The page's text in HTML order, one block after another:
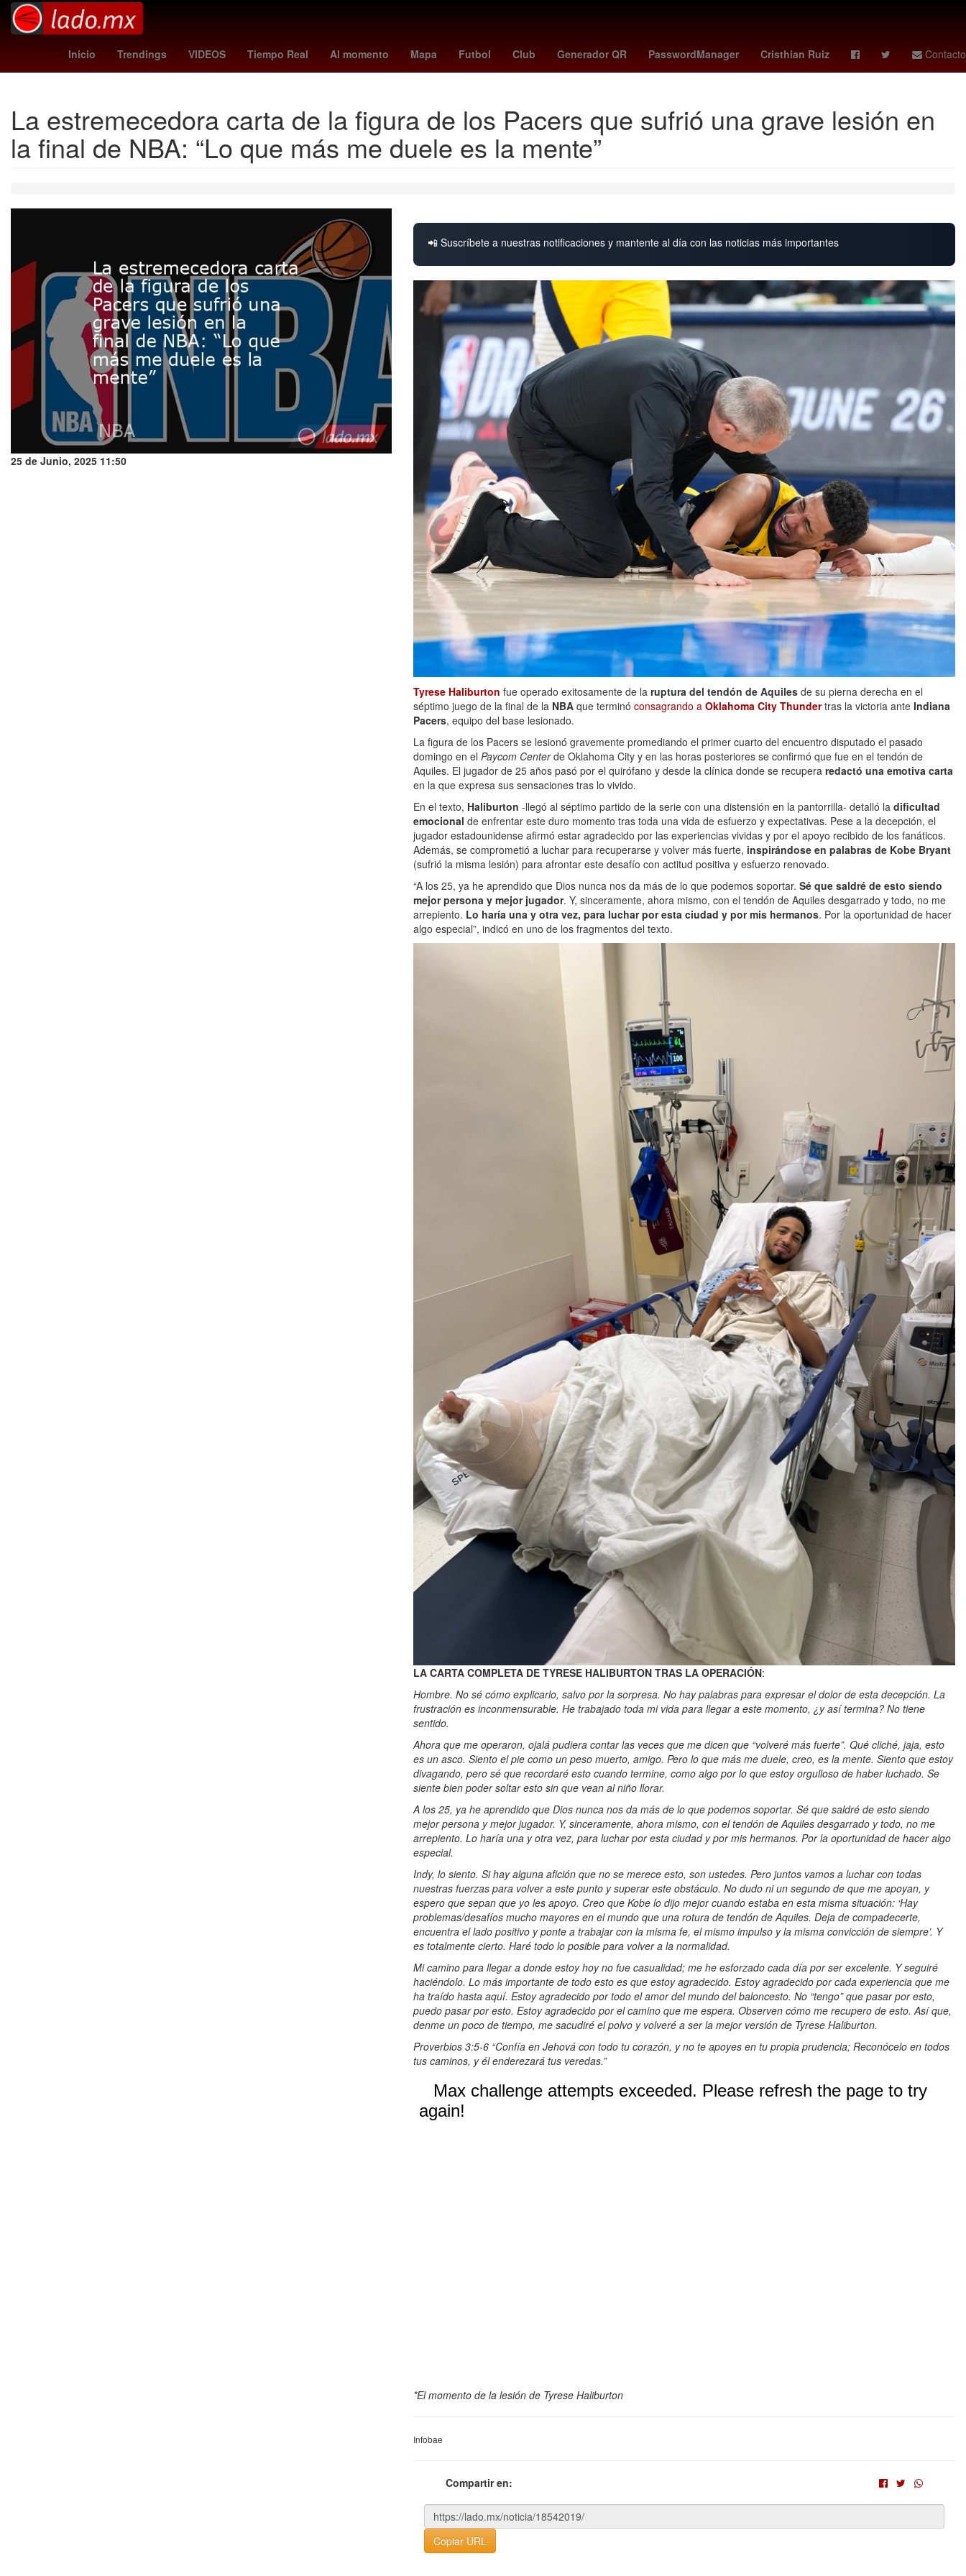
Inicio Trendings VIDEOS Tiempo Real Al momento Mapa Futbol Club Generador QR PasswordManager Cristhian Ruiz Contacto
cruzeiro - chapecoense Guillermo García Alcocer Gerard Piqué wolves vs port vale Desalojo Senado de México marvel rivals Oficina de la Presidencia de la República Liga 1
La estremecedora carta de la figura de los Pacers que sufrió una grave lesión en
la final de NBA: “Lo que más me duele es la mente”
25 de Junio, 2025 11:50
📲 Suscríbete a nuestras notificaciones y mantente al día con las noticias más importantes
Tyrese Haliburton fue operado exitosamente de la ruptura del tendón de Aquiles de su pierna derecha en el
séptimo juego de la final de la NBA que terminó consagrando a Oklahoma City Thundertras la victoria ante Indiana
Pacers, equipo del base lesionado.
La figura de los Pacers se lesionó gravemente promediando el primer cuarto del encuentro disputado el pasado
domingo en el Paycom Centerde Oklahoma City y en las horas posteriores se confirmó que fue en el tendón de
Aquiles. El jugador de 25 años pasó por el quirófano y desde la clínica donde se recupera redactó una emotiva carta
en la que expresa sus sensaciones tras lo vivido.
En el texto, Haliburton -llegó al séptimo partido de la serie con una distensión en la pantorrilla- detalló la dificultad
emocional de enfrentar este duro momento tras toda una vida de esfuerzo y expectativas. Pese a la decepción, el
jugador estadounidense afirmó estar agradecido por las experiencias vividas y por el apoyo recibido de los fanáticos.
Además, se comprometió a luchar para recuperarse y volver más fuerte, inspirándose en palabras de Kobe Bryant
(sufrió la misma lesión) para afrontar este desafío con actitud positiva y esfuerzo renovado.
“A los 25, ya he aprendido que Dios nunca nos da más de lo que podemos soportar. Sé que saldré de esto siendo
mejor persona y mejor jugador. Y, sinceramente, ahora mismo, con el tendón de Aquiles desgarrado y todo, no me
arrepiento. Lo haría una y otra vez, para luchar por esta ciudad y por mis hermanos. Por la oportunidad de hacer
algo especial”, indicó en uno de los fragmentos del texto.
LA CARTA COMPLETA DE TYRESE HALIBURTON TRAS LA OPERACIÓN:
Hombre. No sé cómo explicarlo, salvo por la sorpresa. No hay palabras para expresar el dolor de esta decepción. La
frustración es inconmensurable. He trabajado toda mi vida para llegar a este momento, ¿y así termina? No tiene
sentido.
Ahora que me operaron, ojalá pudiera contar las veces que me dicen que “volveré más fuerte”. Qué cliché, jaja, esto
es un asco. Siento el pie como un peso muerto, amigo. Pero lo que más me duele, creo, es la mente. Siento que estoy
divagando, pero sé que recordaré esto cuando termine, como algo por lo que estoy orgulloso de haber luchado. Se
siente bien poder soltar esto sin que vean al niño llorar.
A los 25, ya he aprendido que Dios nunca nos da más de lo que podemos soportar. Sé que saldré de esto siendo
mejor persona y mejor jugador. Y, sinceramente, ahora mismo, con el tendón de Aquiles desgarrado y todo, no me
arrepiento. Lo haría una y otra vez, para luchar por esta ciudad y por mis hermanos. Por la oportunidad de hacer algo
especial.
Indy, lo siento. Si hay alguna afición que no se merece esto, son ustedes. Pero juntos vamos a luchar con todas
nuestras fuerzas para volver a este punto y superar este obstáculo. No dudo ni un segundo de que me apoyan, y
espero que sepan que yo les apoyo. Creo que Kobe lo dijo mejor cuando estaba en esta misma situación: ‘Hay
problemas/desafíos mucho mayores en el mundo que una rotura de tendón de Aquiles. Deja de compadecerte,
encuentra el lado positivo y ponte a trabajar con la misma fe, el mismo impulso y la misma convicción de siempre’. Y
es totalmente cierto. Haré todo lo posible para volver a la normalidad.
Mi camino para llegar a donde estoy hoy no fue casualidad; me he esforzado cada día por ser excelente. Y seguiré
haciéndolo. Lo más importante de todo esto es que estoy agradecido. Estoy agradecido por cada experiencia que me
ha traído hasta aquí. Estoy agradecido por todo el amor del mundo del baloncesto. No “tengo” que pasar por esto,
puedo pasar por esto. Estoy agradecido por el camino que me espera. Observen cómo me recupero de esto. Así que,
denme un poco de tiempo, me sacudiré el polvo y volveré a ser la mejor versión de Tyrese Haliburton.
Proverbios 3:5-6 “Confía en Jehová con todo tu corazón, y no te apoyes en tu propia prudencia; Reconócelo en todos
tus caminos, y él enderezará tus veredas.”
*El momento de la lesión de Tyrese Haliburton
Infobae
Compartir en:
Copiar URL